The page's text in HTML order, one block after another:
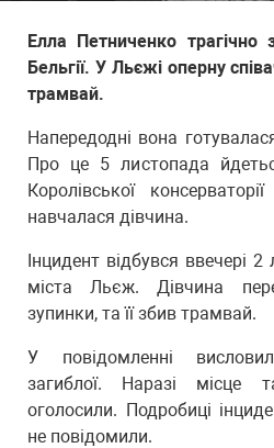
Елла Петниченко трагічно
Бельгії. У Льєжі оперну
трамвай.
Напередодні вона
Про це 5 листопада
Королівської
навчалася дівчина.
Інцидент відбувся ввечері 2
міста Льєж. Дівчина
зупинки, та її збив трамвай.
У повідомленні
загиблої. Наразі місце
оголосили. Подробиці
не повідомили.